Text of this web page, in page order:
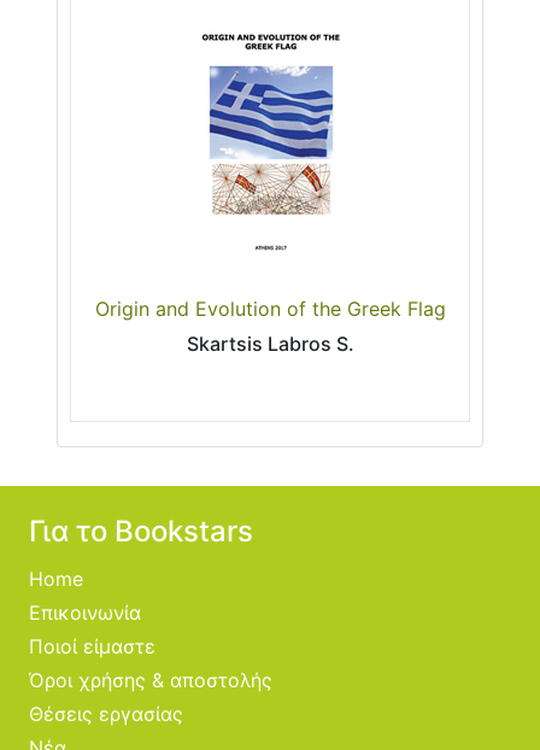
Origin and Evolution of the Greek Flag
Skartsis Labros S.
Για το Bookstars
Home
Επικοινωνία
Ποιοί είμαστε
Όροι χρήσης & αποστολής
Θέσεις εργασίας